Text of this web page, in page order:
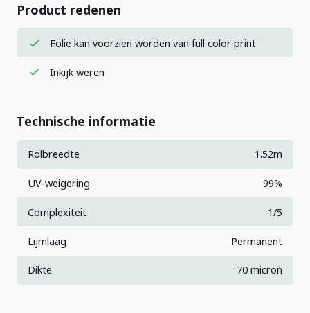
Product redenen
Folie kan voorzien worden van full color print
Inkijk weren
Technische informatie
Rolbreedte 1.52m
UV-weigering 99%
Complexiteit 1/5
Lijmlaag Permanent
Dikte 70 micron